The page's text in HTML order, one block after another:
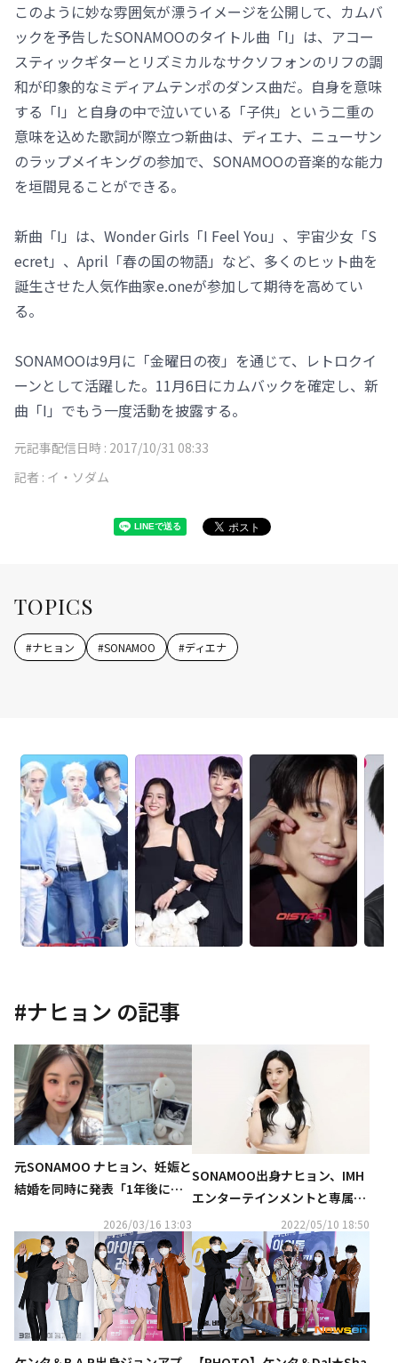
このように妙な雰囲気が漂うイメージを公開して、カムバ
ックを予告したSONAMOOのタイトル曲「I」は、アコー
スティックギターとリズミカルなサクソフォンのリフの調
和が印象的なミディアムテンポのダンス曲だ。自身を意味
する「I」と自身の中で泣いている「子供」という二重の
意味を込めた歌詞が際立つ新曲は、ディエナ、ニューサン
のラップメイキングの参加で、SONAMOOの音楽的な能力
を垣間見ることができる。
新曲「I」は、Wonder Girls「I Feel You」、宇宙少女「S
ecret」、April「春の国の物語」など、多くのヒット曲を
誕生させた人気作曲家e.oneが参加して期待を高めてい
る。
SONAMOOは9月に「金曜日の夜」を通じて、レトロクイ
ーンとして活躍した。11月6日にカムバックを確定し、新
曲「I」でもう一度活動を披露する。
元記事配信日時 : 2017/10/31 08:33
記者 : イ・ソダム
TOPICS
#ナヒョン #SONAMOO #ディエナ
#ナヒョン の記事
元SONAMOO ナヒョン、妊娠と
結婚を同時に発表「1年後に挙
2026/03/16 13:03
SONAMOO出身ナヒョン、IMH
エンターテインメントと専属契
約を締結…新グループで再デビ
ューの可能性も？
2022/05/10 18:50